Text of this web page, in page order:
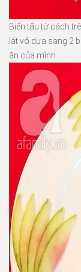
Biến tấu từ cách
lát vỏ dưa sang 2
ăn của mình: